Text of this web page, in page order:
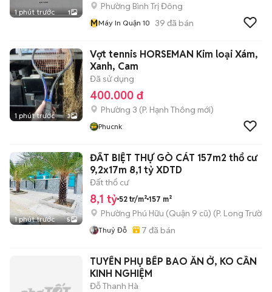
1 phút trước 1
Phường Bình Trị Đông
MMáy In Quận 10 39 đã bán
1 phút trước 3
Vợt tennis HORSEMAN Kim loại Xám,
Xanh, Cam
Đã sử dụng
400.000 đ
Phường 3 (P. Hạnh Thông mới)
Phucnk
1 phút trước 5
ĐẤT BIỆT THỰ GÒ CÁT 157m2 thổ cư
9,2x17m 8,1 tỷ XDTD
Đất thổ cư
8,1 tỷ 52 tr/m² 157 m²
Phường Phú Hữu (Quận 9 cũ) (P. Long Trường
Thuỷ Đỗ 7 đã bán
TUYỂN PHỤ BẾP BAO ĂN Ở, KO CẦN
KINH NGHIỆM
Đỗ Thanh Hà